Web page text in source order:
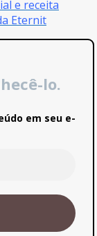
e receita
Eternit
lo.
em seu e-